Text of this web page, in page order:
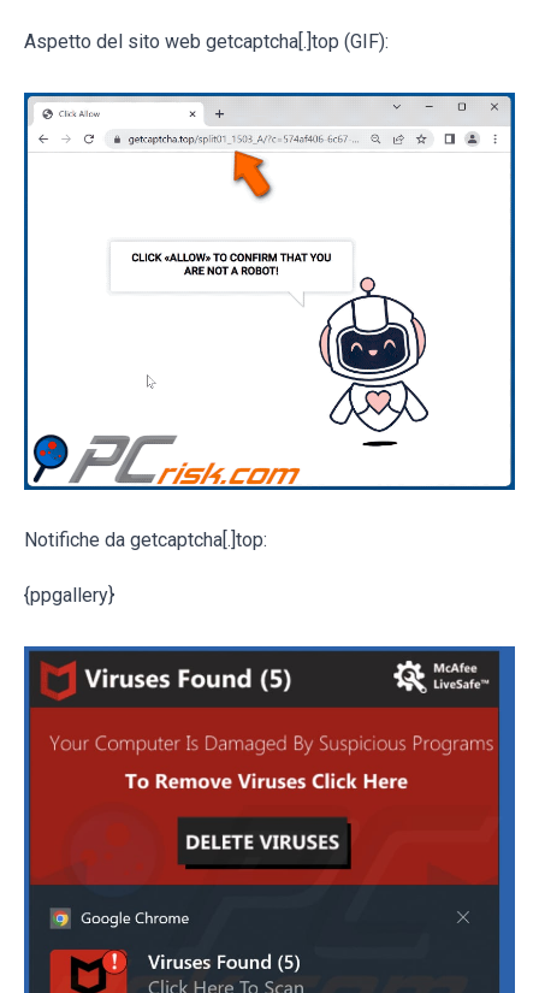
Aspetto del sito web getcaptcha[.]top (GIF):
Notifiche da getcaptcha[.]top:
{ppgallery}